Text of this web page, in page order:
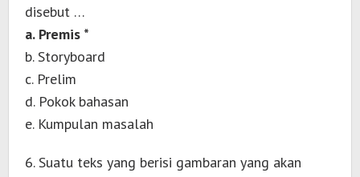
disebut …
a. Premis *
b. Storyboard
c. Prelim
d. Pokok bahasan
e. Kumpulan masalah
6. Suatu teks yang berisi gambaran yang akan